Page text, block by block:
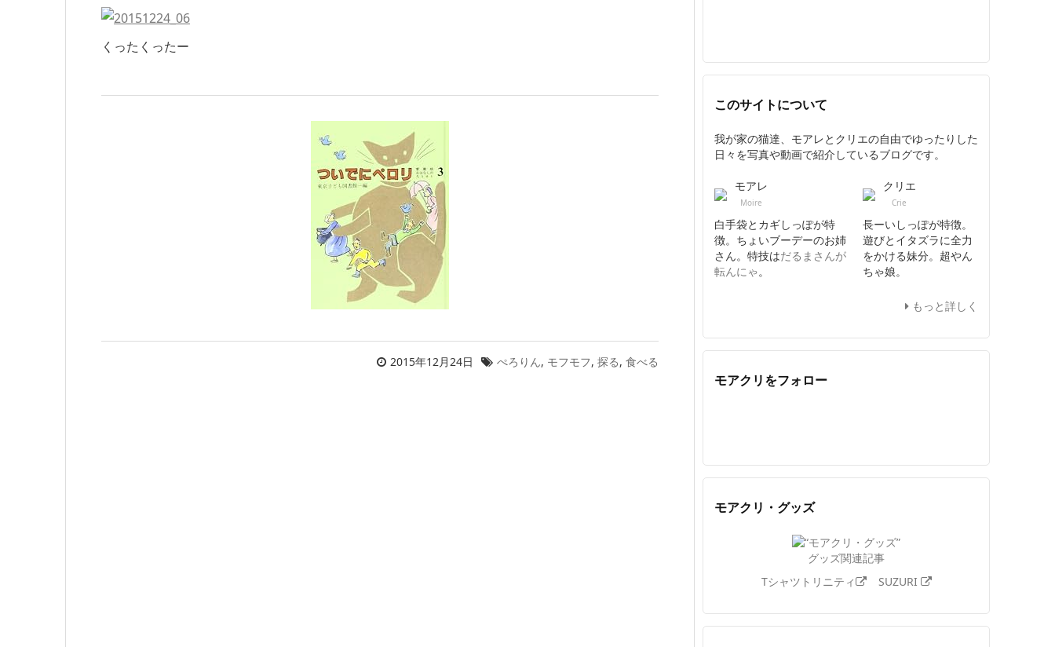
くったくったー
2015年12月24日 ぺろりん, モフモフ, 探る, 食べる
このサイトについて
我が家の猫達、モアレとクリエの自由でゆったりした
日々を写真や動画で紹介しているブログです。
モアレ
Moire
白手袋とカギしっぽが特
徴。ちょいブーデーのお姉
さん。特技はだるまさんが
転んにゃ。
クリエ
Crie
長ーいしっぽが特徴。
遊びとイタズラに全力
をかける妹分。超やん
ちゃ娘。
もっと詳しく
モアクリをフォロー
モアクリ・グッズ
グッズ関連記事
Tシャツトリニティ
SUZURI